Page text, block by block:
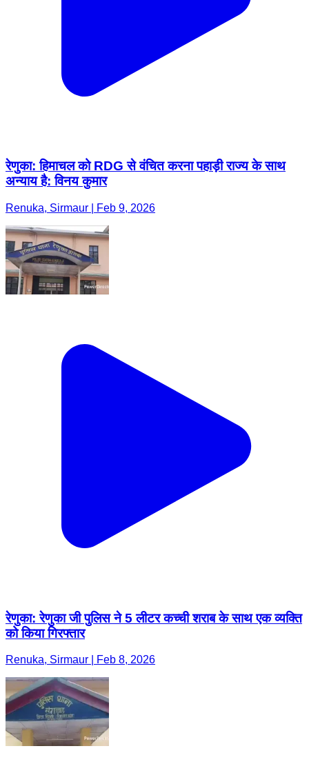
रेणुका: हिमाचल को RDG से वंचित करना पहाड़ी राज्य के साथ
अन्याय है: विनय कुमार
Renuka, Sirmaur | Feb 9, 2026
रेणुका: रेणुका जी पुलिस ने 5 लीटर कच्ची शराब के साथ एक व्यक्ति
को किया गिरफ्तार
Renuka, Sirmaur | Feb 8, 2026